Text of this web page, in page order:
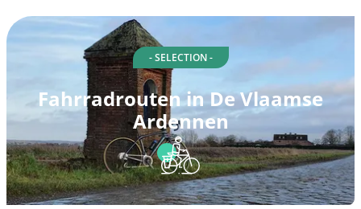
- SELECTION -
Fahrradrouten in De Vlaamse
Ardennen